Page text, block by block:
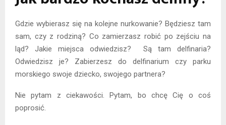
Gdzie wybierasz się na kolejne nurkowanie? Będziesz tam
sam, czy z rodziną? Co zamierzasz robić po zejściu na
ląd? Jakie miejsca odwiedzisz? Są tam delfinaria?
Odwiedzisz je? Zabierzesz do delfinarium czy parku
morskiego swoje dziecko, swojego partnera?
Nie pytam z ciekawości. Pytam, bo chcę Cię o coś
poprosić.